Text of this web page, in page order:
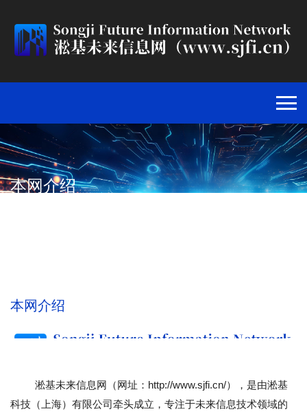
本网介绍
本网介绍
淞基未来信息网（网址： http://www.sjfi.cn/），是由淞基
科技（上海）有限公司牵头成立，专注于未来信息技术领域的